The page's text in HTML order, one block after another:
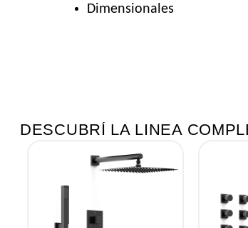
Dimensionales
DESCUBRÍ LA LINEA